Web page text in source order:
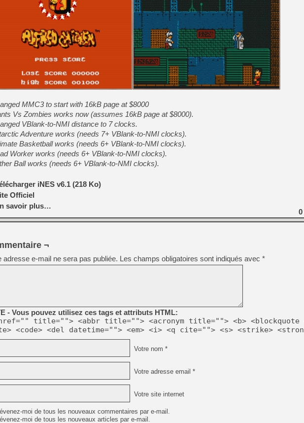
[Mo5] Deux inédits du
[GK] Le beat'em up The
[GK] Endless Legend 2 :
[LS] [PS5] Le WebKit
[GK] Oubliez Crazy Taxi,
[LS] [Switch] NSZ 5.0.0
[GK] No More Room in
MMC3 to start with 16kB page at $8000
Vs Zombies works now (assumes 16kB page at $8000).
VBlank-to-NMI distance to 7 clocks.
Adventure works (needs 7+ VBlank-to-NMI clocks).
Basketball works (needs 6+ VBlank-to-NMI clocks).
Worker works (needs 6+ VBlank-to-NMI clocks).
Ball works (needs 6+ VBlank-to-NMI clocks).
iNES v6.1 (218 Ko)
Officiel
savoir plus…
0
¬
adresse e-mail ne sera pas publiée. Les champs obligatoires sont indiqués avec *
- Vous pouvez utilisez ces tags et attributs HTML:
title=""> <abbr title=""> <acronym title=""> <b> <blockquote
<code> <del datetime=""> <em> <i> <q cite=""> <s> <strike>
Votre nom *
Votre adresse email *
Votre site internet
moi de tous les nouveaux commentaires par e-mail.
moi de tous les nouveaux articles par e-mail.